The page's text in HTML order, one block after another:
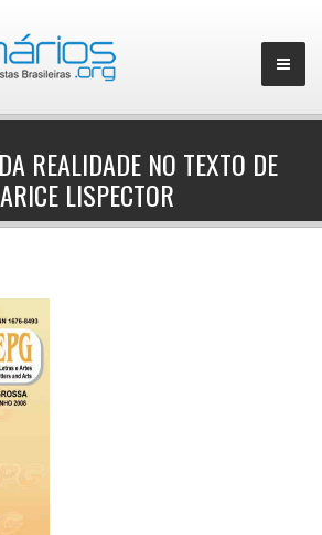
REALIDADE NO TEXTO DE
LISPECTOR